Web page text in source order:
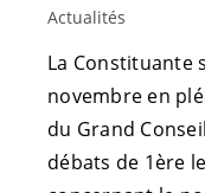
Actualités
La Constituante
novembre en
du Grand
débats de 1ère